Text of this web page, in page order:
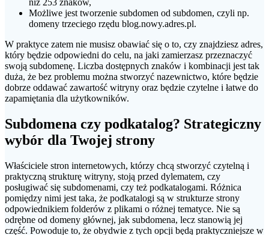
niż 253 znaków,
Możliwe jest tworzenie subdomen od subdomen, czyli np.
domeny trzeciego rzędu blog.nowy.adres.pl.
W praktyce zatem nie musisz obawiać się o to, czy znajdziesz adres,
który będzie odpowiedni do celu, na jaki zamierzasz przeznaczyć
swoją subdomenę. Liczba dostępnych znaków i kombinacji jest tak
duża, że bez problemu można stworzyć nazewnictwo, które będzie
dobrze oddawać zawartość witryny oraz będzie czytelne i łatwe do
zapamiętania dla użytkowników.
Subdomena czy podkatalog? Strategiczny
wybór dla Twojej strony
Właściciele stron internetowych, którzy chcą stworzyć czytelną i
praktyczną strukturę witryny, stoją przed dylematem, czy
posługiwać się subdomenami, czy też podkatalogami. Różnica
pomiędzy nimi jest taka, że podkatalogi są w strukturze strony
odpowiednikiem folderów z plikami o różnej tematyce. Nie są
odrębne od domeny głównej, jak subdomena, lecz stanowią jej
część. Powoduje to, że obydwie z tych opcji będą praktyczniejsze w